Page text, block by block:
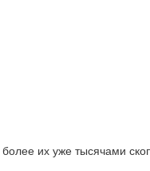
их уже тысячами